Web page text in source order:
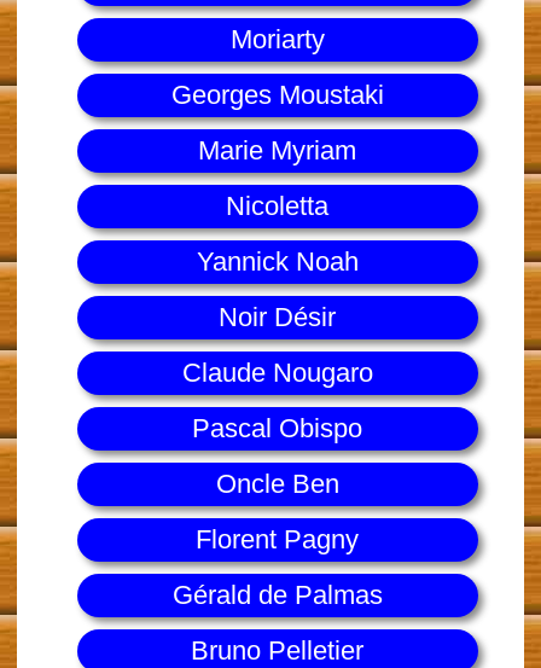
Moriarty
Georges Moustaki
Marie Myriam
Nicoletta
Yannick Noah
Noir Désir
Claude Nougaro
Pascal Obispo
Oncle Ben
Florent Pagny
Gérald de Palmas
Bruno Pelletier